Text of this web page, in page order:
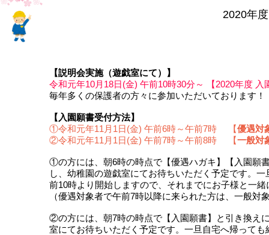
2020年
【説明会実施（遊戯室にて）】
令和元年10月18日(金) 午前10時30分～ 【2020年度 入
毎年多くの保護者の方々に参加いただいております
【入園願書受付方法】
①令和元年11月1日(金) 午前6時～午前7時 【優遇対
②令和元年11月1日(金) 午前7時～午前8時 【一般対
①の方には、朝6時の時点で【優遇ハガキ】【入園願
し、幼稚園の遊戯室にてお待ちいただく予定です。
前10時より開始しますので、それまでにお子様と一
（優遇対象者で午前7時以降に来られた方は、一般
②の方には、朝7時の時点で【入園願書】と引き換え
室にてお待ちいただく予定です。一旦自宅へ帰って